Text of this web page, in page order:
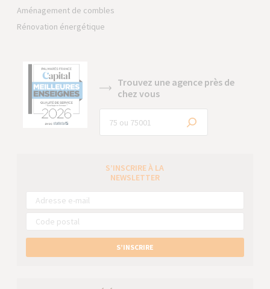
Aménagement de combles
Rénovation énergétique
Trouvez une agence près de
chez vous
S’INSCRIRE À LA
NEWSLETTER
S’INSCRIRE